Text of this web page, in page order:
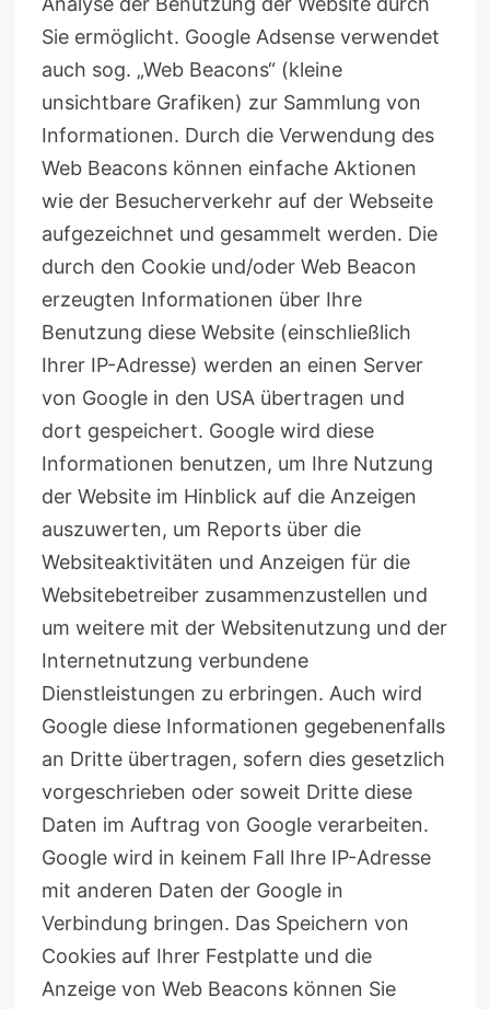
Sie ermöglicht. Google Adsense verwendet
auch sog. „Web Beacons“ (kleine
unsichtbare Grafiken) zur Sammlung von
Informationen. Durch die Verwendung des
Web Beacons können einfache Aktionen
wie der Besucherverkehr auf der Webseite
aufgezeichnet und gesammelt werden. Die
durch den Cookie und/oder Web Beacon
erzeugten Informationen über Ihre
Benutzung diese Website (einschließlich
Ihrer IP-Adresse) werden an einen Server
von Google in den USA übertragen und
dort gespeichert. Google wird diese
Informationen benutzen, um Ihre Nutzung
der Website im Hinblick auf die Anzeigen
auszuwerten, um Reports über die
Websiteaktivitäten und Anzeigen für die
Websitebetreiber zusammenzustellen und
um weitere mit der Websitenutzung und der
Internetnutzung verbundene
Dienstleistungen zu erbringen. Auch wird
Google diese Informationen gegebenenfalls
an Dritte übertragen, sofern dies gesetzlich
vorgeschrieben oder soweit Dritte diese
Daten im Auftrag von Google verarbeiten.
Google wird in keinem Fall Ihre IP-Adresse
mit anderen Daten der Google in
Verbindung bringen. Das Speichern von
Cookies auf Ihrer Festplatte und die
Anzeige von Web Beacons können Sie